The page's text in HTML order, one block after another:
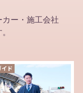
ー・施工会社
ド